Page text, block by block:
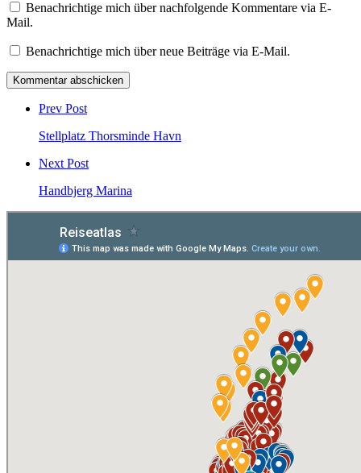
Benachrichtige mich über nachfolgende Kommentare via E-
Mail.
Benachrichtige mich über neue Beiträge via E-Mail.
Post
comment
Prev Post
Stellplatz Thorsminde Havn
Next Post
Handbjerg Marina